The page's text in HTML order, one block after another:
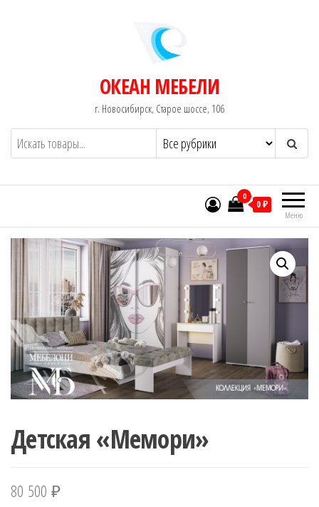
ОКЕАН МЕБЕЛИ
г. Новосибирск, Старое шоссе, 106
Меню
0
0 ₽
Детская «Мемори»
80 500 ₽